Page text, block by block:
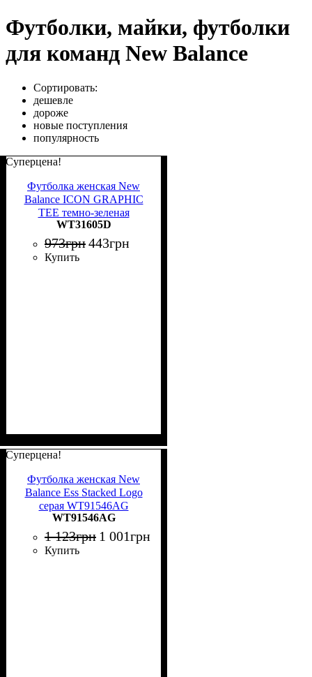
Футболки, майки, футболки
для команд New Balance
Сортировать:
дешевле
дороже
новые поступления
популярность
Суперцена!
Футболка женская New
Balance ICON GRAPHIC
TEE темно-зеленая
WT31605D
WT31605D
973грн443грн
Купить
Суперцена!
Футболка женская New
Balance Ess Stacked Logo
серая WT91546AG
WT91546AG
1 123грн 1 001грн
Купить